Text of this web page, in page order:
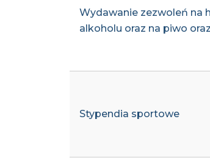
Wydawanie zezwoleń na
alkoholu oraz na piwo
Stypendia sportowe